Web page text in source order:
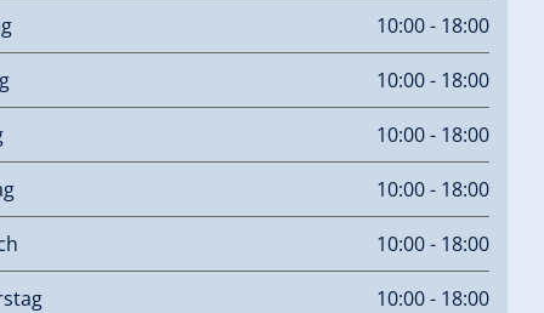
10:00 - 18:00
10:00 - 18:00
10:00 - 18:00
10:00 - 18:00
10:00 - 18:00
10:00 - 18:00